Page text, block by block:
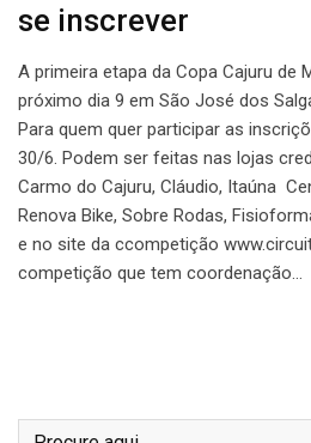
se inscrever
A primeira etapa da Copa Cajuru de
próximo dia 9 em São José dos
Para quem quer participar as
30/6. Podem ser feitas nas lojas
Carmo do Cajuru, Cláudio, Itaúna
Renova Bike, Sobre Rodas,
e no site da ccompetição
competição que tem coordenação…